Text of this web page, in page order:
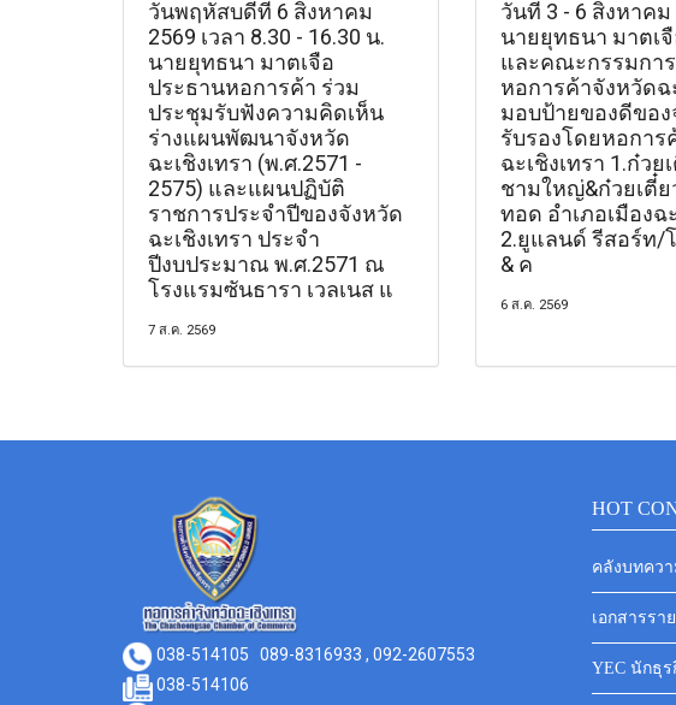
วันพฤหัสบดีที่ 6 สิงหาคม
2569 เวลา 8.30 - 16.30 น.
นายยุทธนา มาตเจือ
ประธานหอการค้า ร่วม
ประชุมรับฟังความคิดเห็น
ร่างแผนพัฒนาจังหวัด
ฉะเชิงเทรา (พ.ศ.2571 -
2575) และแผนปฏิบัติ
ราชการประจำปีของจังหวัด
ฉะเชิงเทรา ประจำ
ปีงบประมาณ พ.ศ.2571 ณ
โรงแรมซันธารา เวลเนส แ
7 ส.ค. 2569
วันที่ 3 - 6 สิงหาคม
นายยุทธนา มาตเ
และคณะกรรมการ
หอการค้าจังหวัดฉ
มอบป้ายของดีของ
รับรองโดยหอการ
ฉะเชิงเทรา 1.ก๋วย
ชามใหญ่&ก๋วยเตี๋
ทอด อำเภอเมืองฉ
2.ยูแลนด์ รีสอร์ท/
& ค
6 ส.ค. 2569
038-514105 089-8316933 , 092-2607553
038-514106
HOT
คลังบทควา
เอกสารรา
YEC นักธุ